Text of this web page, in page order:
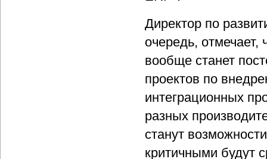
Директор по
очередь,
вообще станет
проектов по
интеграционных
разных
станут
критичными будут